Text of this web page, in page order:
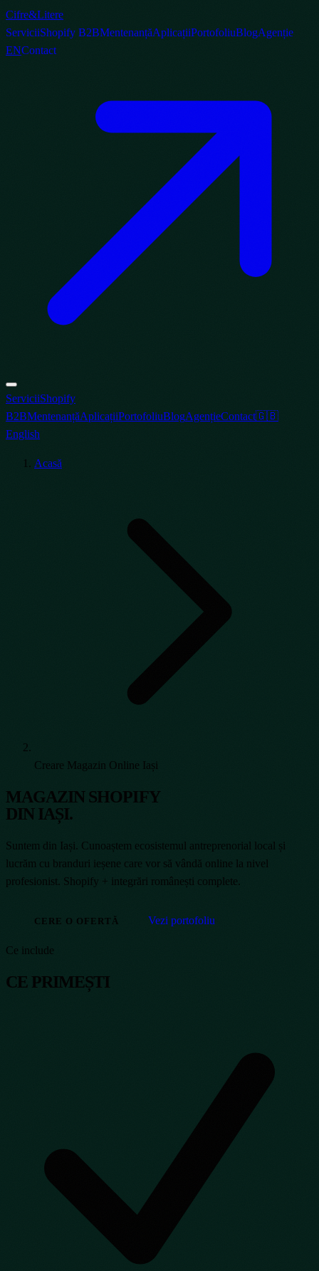
Cifre&Litere
ServiciiShopify B2BMentenanțăAplicațiiPortofoliuBlogAgenție
ENContact
ServiciiShopify
B2BMentenanțăAplicațiiPortofoliuBlogAgențieContact🇬🇧
English
Acasă
Creare Magazin Online Iași
MAGAZIN SHOPIFY
DIN IAȘI.
Suntem din Iași. Cunoaștem ecosistemul antreprenorial local și
lucrăm cu branduri ieșene care vor să vândă online la nivel
profesionist. Shopify + integrări românești complete.
CERE O OFERTĂ Vezi portofoliu
Ce include
CE PRIMEȘTI